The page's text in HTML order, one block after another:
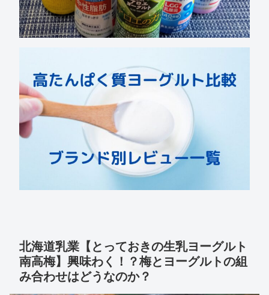
北海道乳業【とっておきの生乳ヨーグルト
南高梅】興味わく！？梅とヨーグルトの組
み合わせはどうなのか？